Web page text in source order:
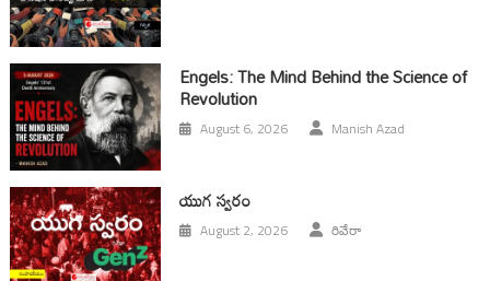
Engels: The Mind Behind the Science of
Revolution
August 6, 2026 Manish Azad
యుగ స్వ‌రం
August 2, 2026 రివేరా